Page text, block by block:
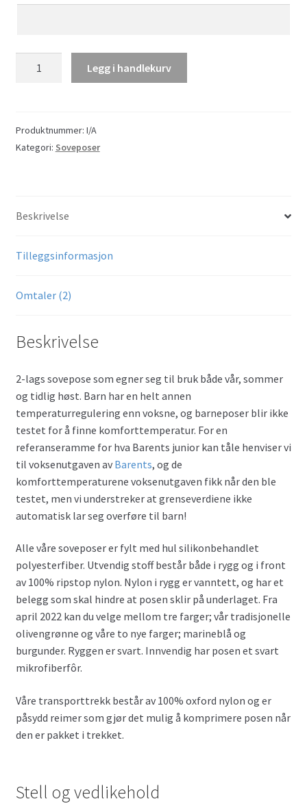
Legg i handlekurv
Produktnummer: I/A
Kategori: Soveposer
Beskrivelse
Tilleggsinformasjon
Omtaler (2)
Beskrivelse
2-lags sovepose som egner seg til bruk både vår, sommer
og tidlig høst. Barn har en helt annen
temperaturregulering enn voksne, og barneposer blir ikke
testet for å finne komforttemperatur. For en
referanseramme for hva Barents junior kan tåle henviser vi
til voksenutgaven av Barents, og de
komforttemperaturene voksenutgaven fikk når den ble
testet, men vi understreker at grenseverdiene ikke
automatisk lar seg overføre til barn!
Alle våre soveposer er fylt med hul silikonbehandlet
polyesterfiber. Utvendig stoff består både i rygg og i front
av 100% ripstop nylon. Nylon i rygg er vanntett, og har et
belegg som skal hindre at posen sklir på underlaget. Fra
april 2022 kan du velge mellom tre farger; vår tradisjonelle
olivengrønne og våre to nye farger; marineblå og
burgunder. Ryggen er svart. Innvendig har posen et svart
mikrofiberfôr.
Våre transporttrekk består av 100% oxford nylon og er
påsydd reimer som gjør det mulig å komprimere posen når
den er pakket i trekket.
Stell og vedlikehold